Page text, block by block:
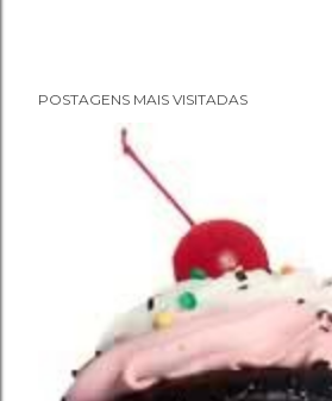
POSTAGENS MAIS VISITADAS